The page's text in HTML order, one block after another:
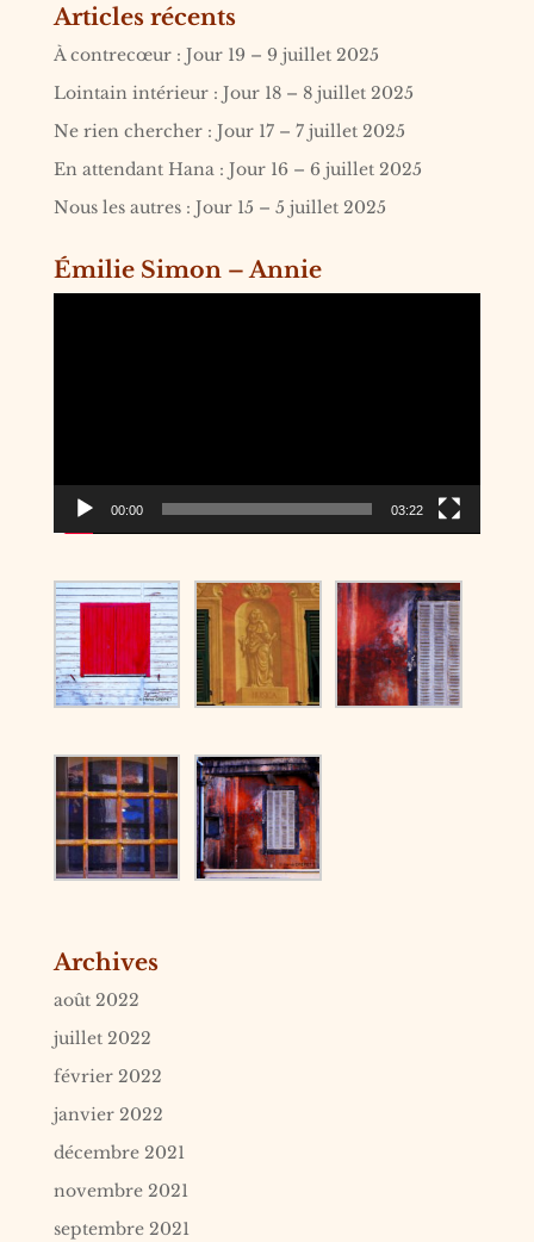
Articles récents
À contrecœur : Jour 19 – 9 juillet 2025
Lointain intérieur : Jour 18 – 8 juillet 2025
Ne rien chercher : Jour 17 – 7 juillet 2025
En attendant Hana : Jour 16 – 6 juillet 2025
Nous les autres : Jour 15 – 5 juillet 2025
Émilie Simon – Annie
00:00 03:22
Archives
août 2022
juillet 2022
février 2022
janvier 2022
décembre 2021
novembre 2021
septembre 2021